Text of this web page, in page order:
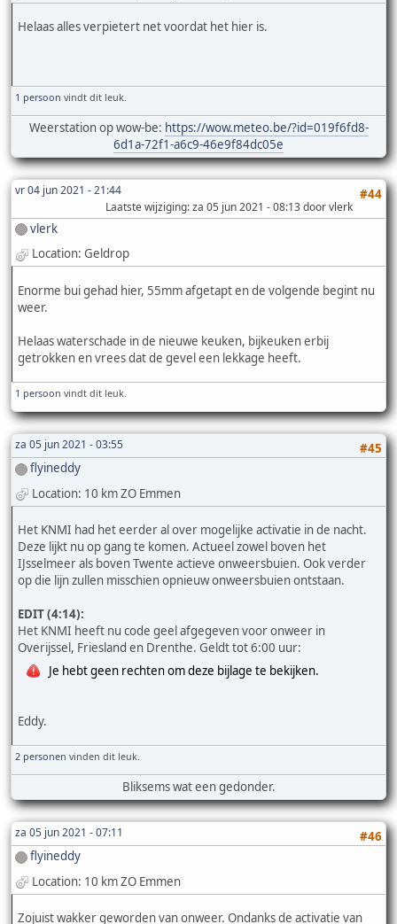
Helaas alles verpietert net voordat het hier is.
1 persoon vindt dit leuk.
Weerstation op wow-be: https://wow.meteo.be/?id=019f6fd8-
6d1a-72f1-a6c9-46e9f84dc05e
vr 04 jun 2021 - 21:44 #44
Laatste wijziging: za 05 jun 2021 - 08:13 door vlerk
vlerk
Location: Geldrop
Enorme bui gehad hier, 55mm afgetapt en de volgende begint nu
weer.
Helaas waterschade in de nieuwe keuken, bijkeuken erbij
getrokken en vrees dat de gevel een lekkage heeft.
1 persoon vindt dit leuk.
za 05 jun 2021 - 03:55
#45
flyineddy
Location: 10 km ZO Emmen
Het KNMI had het eerder al over mogelijke activatie in de nacht.
Deze lijkt nu op gang te komen. Actueel zowel boven het
IJsselmeer als boven Twente actieve onweersbuien. Ook verder
op die lijn zullen misschien opnieuw onweersbuien ontstaan.
EDIT (4:14):
Het KNMI heeft nu code geel afgegeven voor onweer in
Overijssel, Friesland en Drenthe. Geldt tot 6:00 uur:
Je hebt geen rechten om deze bijlage te bekijken.
Eddy.
2 personen vinden dit leuk.
Bliksems wat een gedonder.
za 05 jun 2021 - 07:11
#46
flyineddy
Location: 10 km ZO Emmen
Zojuist wakker geworden van onweer. Ondanks de activatie van